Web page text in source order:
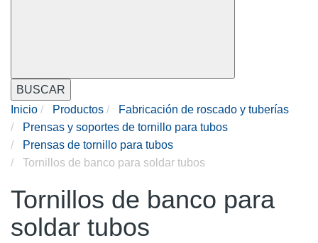
BUSCAR
Inicio
Productos
Fabricación de roscado y tuberías
Prensas y soportes de tornillo para tubos
Prensas de tornillo para tubos
Tornillos de banco para soldar tubos
Tornillos de banco para
soldar tubos